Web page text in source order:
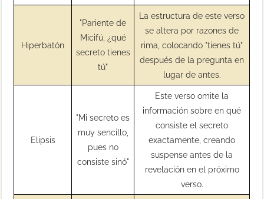
Hiperbatón
"Pariente de
Micifú, ¿qué
secreto tienes
tú"
La estructura de este verso
se altera por razones de
rima, colocando "tienes tú"
después de la pregunta en
lugar de antes.
Elipsis
"Mi secreto es
muy sencillo,
pues no
consiste sinó"
Este verso omite la
información sobre en qué
consiste el secreto
exactamente, creando
suspense antes de la
revelación en el próximo
verso.